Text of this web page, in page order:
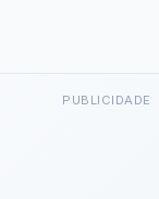
PUBLICIDADE